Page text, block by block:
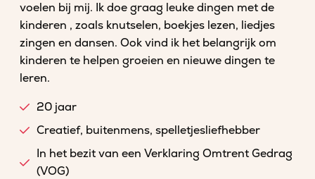
voelen bij mij. Ik doe graag leuke dingen met de
kinderen , zoals knutselen, boekjes lezen, liedjes
zingen en dansen. Ook vind ik het belangrijk om
kinderen te helpen groeien en nieuwe dingen te
leren.
20 jaar
Creatief, buitenmens, spelletjesliefhebber
In het bezit van een Verklaring Omtrent Gedrag
(VOG)